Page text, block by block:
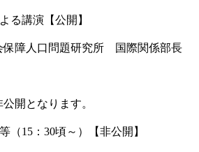
演【公開】
問題研究所 国際関係部長
なります。
30頃～）【非公開】